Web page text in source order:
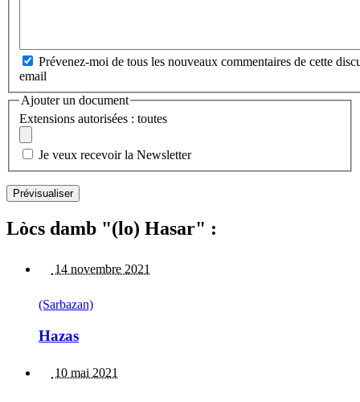
Prévenez-moi de tous les nouveaux commentaires de cette
email
Ajouter un document
Extensions autorisées : toutes
Je veux recevoir la Newsletter
Lòcs damb "(lo) Hasar" :
14 novembre 2021
(Sarbazan)
Hazas
10 mai 2021